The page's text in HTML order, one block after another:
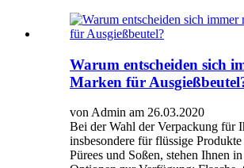
Warum entscheiden sich
Marken für
von Admin am 26.03.2020
Bei der Wahl der Verpackung für
insbesondere für flüssige
Pürees und Soßen, stehen Ihnen